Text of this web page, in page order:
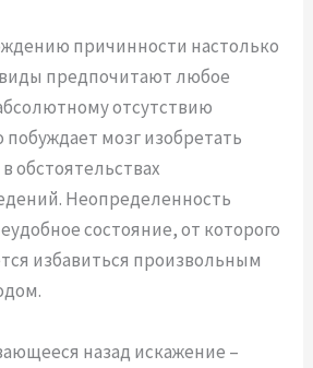
причинности настолько
предпочитают любое
отсутствию
побуждает мозг изобретать
обстоятельствах
Неопределенность
состояние, от которого
избавиться произвольным
назад искажение –